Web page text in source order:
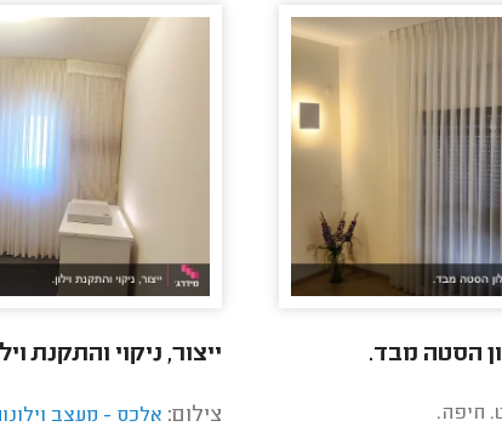
הסטה מבד.
חיפה.
ייצור, ניקוי והתקנת
צילום: אלכס - מעצב